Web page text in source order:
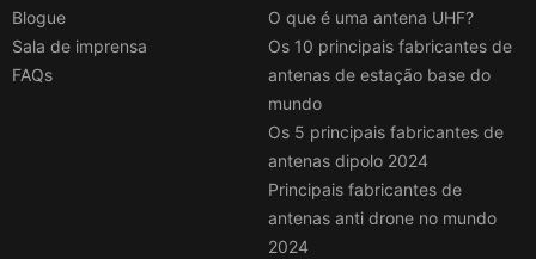
Blogue
Sala de imprensa
FAQs
O que é uma antena UHF?
Os 10 principais fabricantes de
antenas de estação base do
mundo
Os 5 principais fabricantes de
antenas dipolo 2024
Principais fabricantes de
antenas anti drone no mundo
2024